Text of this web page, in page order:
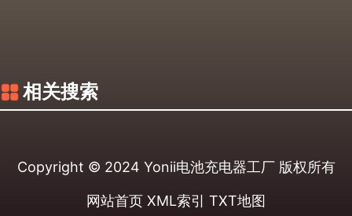
相关搜索
Copyright © 2024 Yonii电池充电器工厂版权所有
网站首页 XML索引 TXT地图